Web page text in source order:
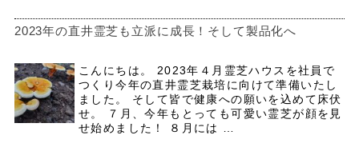
2023年の直井霊芝も立派に成長！そして製品化へ
こんにちは。 2023年４月霊芝ハウスを社員で
つくり今年の直井霊芝栽培に向けて準備いたし
ました。 そして皆で健康への願いを込めて床伏
せ。 ７月、今年もとっても可愛い霊芝が顔を見
せ始めました！ ８月には …